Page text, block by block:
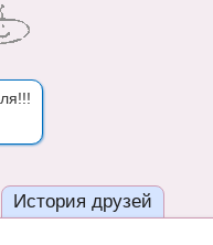
История друзей